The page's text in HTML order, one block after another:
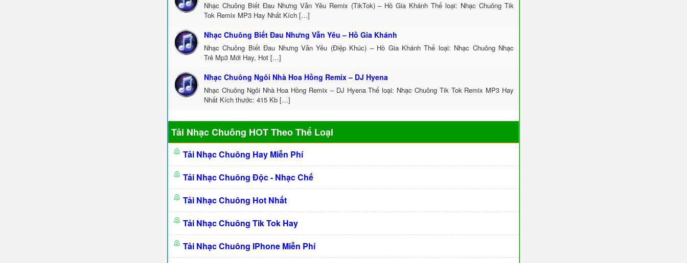
Nhạc Chuông Biết Đau Nhưng Vẫn Yêu Remix (TikTok) – Hồ Gia Khánh Thể loại: Nhạc Chuông Tik
Tok Remix MP3 Hay Nhất Kích […]
Nhạc Chuông Biết Đau Nhưng Vẫn Yêu – Hồ Gia Khánh
Nhạc Chuông Biết Đau Nhưng Vẫn Yêu (Điệp Khúc) – Hồ Gia Khánh Thể loại: Nhạc Chuông Nhạc
Trẻ Mp3 Mới Hay, Hot […]
Nhạc Chuông Ngôi Nhà Hoa Hồng Remix – DJ Hyena
Nhạc Chuông Ngôi Nhà Hoa Hồng Remix – DJ Hyena Thể loại: Nhạc Chuông Tik Tok Remix MP3 Hay
Nhất Kích thước: 415 Kb […]
Tải Nhạc Chuông HOT Theo Thể Loại
Tải Nhạc Chuông Hay Miễn Phí
Tải Nhạc Chuông Độc - Nhạc Chế
Tải Nhạc Chuông Hot Nhất
Tải Nhạc Chuông Tik Tok Hay
Tải Nhạc Chuông IPhone Miễn Phí